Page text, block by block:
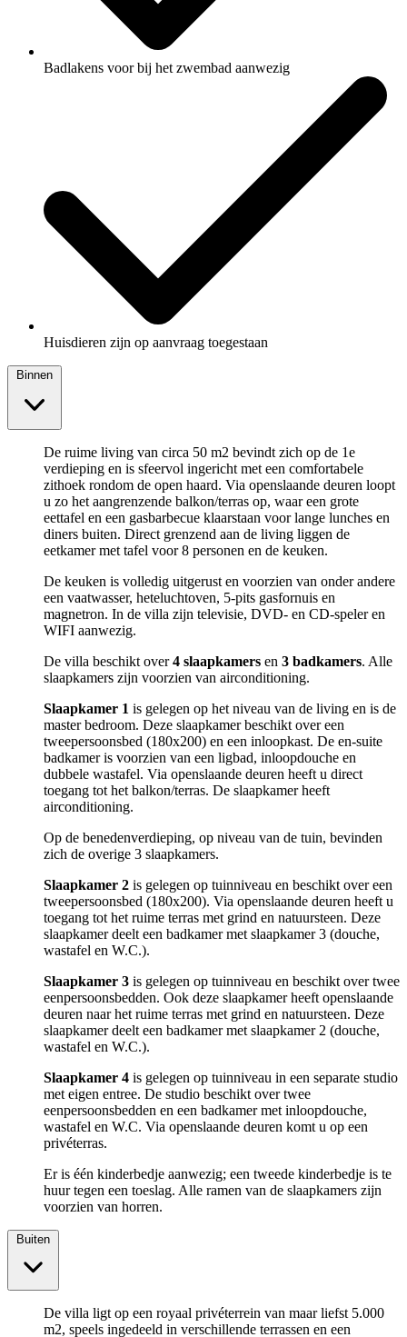
Badlakens voor bij het zwembad aanwezig
Huisdieren zijn op aanvraag toegestaan
De ruime living van circa 50 m2 bevindt zich op de 1e
verdieping en is sfeervol ingericht met een comfortabele
zithoek rondom de open haard. Via openslaande deuren loopt
u zo het aangrenzende balkon/terras op, waar een grote
eettafel en een gasbarbecue klaarstaan voor lange lunches en
diners buiten. Direct grenzend aan de living liggen de
eetkamer met tafel voor 8 personen en de keuken.
De keuken is volledig uitgerust en voorzien van onder andere
een vaatwasser, heteluchtoven, 5-pits gasfornuis en
magnetron. In de villa zijn televisie, DVD- en CD-speler en
WIFI aanwezig.
De villa beschikt over4 slaapkamers en 3 badkamers. Alle
slaapkamers zijn voorzien van airconditioning.
Slaapkamer 1 is gelegen op het niveau van de living en is de
master bedroom. Deze slaapkamer beschikt over een
tweepersoonsbed (180x200) en een inloopkast. De en-suite
badkamer is voorzien van een ligbad, inloopdouche en
dubbele wastafel. Via openslaande deuren heeft u direct
toegang tot het balkon/terras. De slaapkamer heeft
airconditioning.
Op de benedenverdieping, op niveau van de tuin, bevinden
zich de overige 3 slaapkamers.
Slaapkamer 2 is gelegen op tuinniveau en beschikt over een
tweepersoonsbed (180x200). Via openslaande deuren heeft u
toegang tot het ruime terras met grind en natuursteen. Deze
slaapkamer deelt een badkamer met slaapkamer 3 (douche,
wastafel en W.C.).
Slaapkamer 3 is gelegen op tuinniveau en beschikt over twee
eenpersoonsbedden. Ook deze slaapkamer heeft openslaande
deuren naar het ruime terras met grind en natuursteen. Deze
slaapkamer deelt een badkamer met slaapkamer 2 (douche,
wastafel en W.C.).
Slaapkamer 4 is gelegen op tuinniveau in een separate studio
met eigen entree. De studio beschikt over twee
eenpersoonsbedden en een badkamer met inloopdouche,
wastafel en W.C. Via openslaande deuren komt u op een
privéterras.
Er is één kinderbedje aanwezig; een tweede kinderbedje is te
huur tegen een toeslag. Alle ramen van de slaapkamers zijn
voorzien van horren.
De villa ligt op een royaal privéterrein van maar liefst 5.000
m2, speels ingedeeld in verschillende terrassen en een